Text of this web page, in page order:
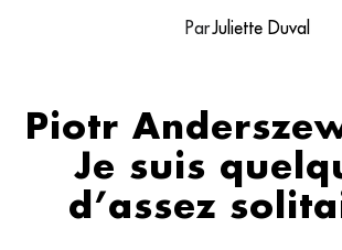
ParJuliette Duval
Piotr
Je suis
d’assez